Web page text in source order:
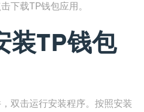
下载TP钱包应用。
装TP钱包
双击运行安装程序。按照安装